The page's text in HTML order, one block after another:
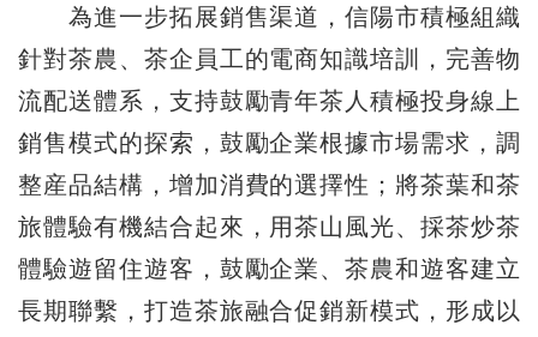
為進一步拓展銷售渠道，信陽市積極組織
針對茶農、茶企員工的電商知識培訓，完善物
流配送體系，支持鼓勵青年茶人積極投身線上
銷售模式的探索，鼓勵企業根據市場需求，調
整産品結構，增加消費的選擇性；將茶葉和茶
旅體驗有機結合起來，用茶山風光、採茶炒茶
體驗遊留住遊客，鼓勵企業、茶農和遊客建立
長期聯繫，打造茶旅融合促銷新模式，形成以